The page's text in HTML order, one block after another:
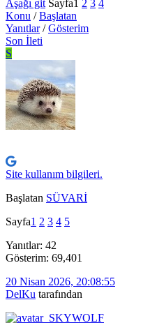
Aşağı git Sayfa1 2 3 4
Konu /Başlatan
Yanıtlar/Gösterim
Son İleti
S
Site kullanım bilgileri.
Başlatan SÜVARİ
Sayfa1 2 3 4 5
Yanıtlar: 42
Gösterim: 69,401
20 Nisan 2026, 20:08:55
DelKu tarafından